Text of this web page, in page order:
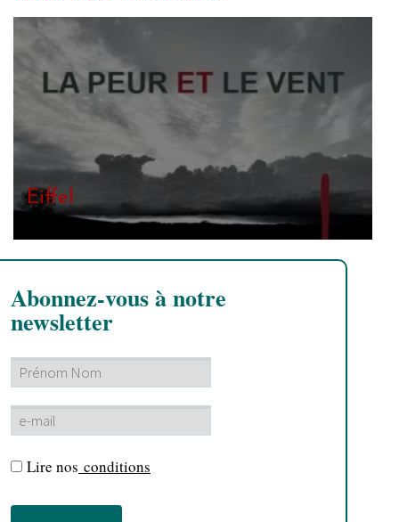
Eiffel
Abonnez-vous à notre
newsletter
Lire nos conditions